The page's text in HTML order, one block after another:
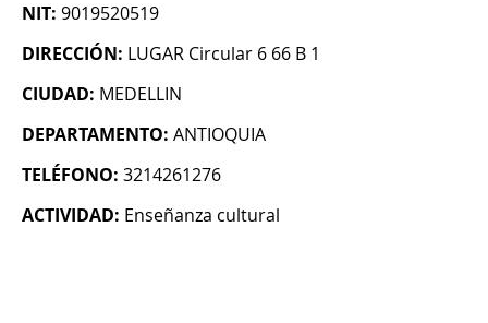
NIT: 9019520519
DIRECCIÓN: LUGAR Circular 6 66 B 1
CIUDAD: MEDELLIN
DEPARTAMENTO: ANTIOQUIA
TELÉFONO: 3214261276
ACTIVIDAD: Enseñanza cultural